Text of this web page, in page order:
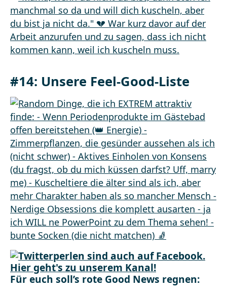
#14: Unsere Feel-Good-Liste
Für euch soll’s rote Good News regnen: